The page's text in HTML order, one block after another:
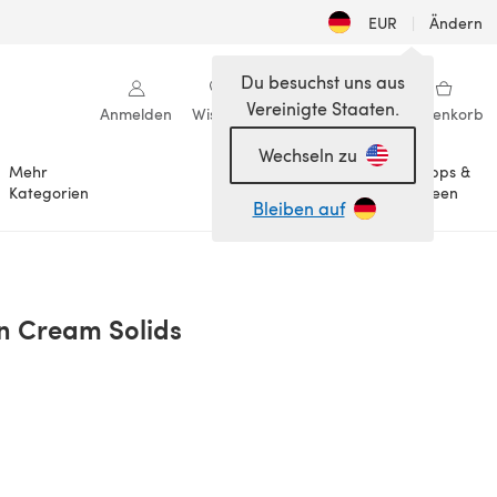
EUR | Ändern
Anmelden Wishlist Meine Bibliothek Warenkorb
Mehr
Kategorien
Anlässe
Tipps &
Ideen
Du besuchst uns aus
Vereinigte Staaten.
Wechseln zu
Bleiben auf
Cream Solids